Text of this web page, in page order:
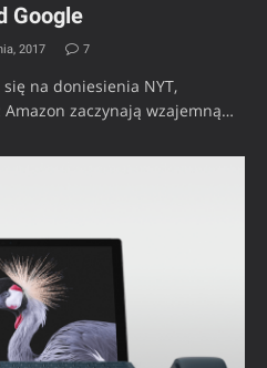
Google
2017 7
się na doniesienia NYT,
zaczynają wzajemną…